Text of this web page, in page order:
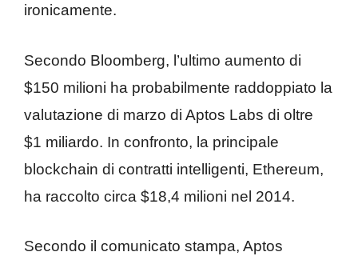
ironicamente.
Secondo Bloomberg, l’ultimo aumento di
$150 milioni ha probabilmente raddoppiato la
valutazione di marzo di Aptos Labs di oltre
$1 miliardo. In confronto, la principale
blockchain di contratti intelligenti, Ethereum,
ha raccolto circa $18,4 milioni nel 2014.
Secondo il comunicato stampa, Aptos